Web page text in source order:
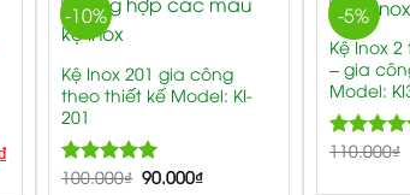
-10%
Kệ Inox 201 gia công
theo thiết kế Model: KI-
201
Rated5.00
100.000₫ 90.000₫
-5%
Kệ Inox
– gia
Model:
Rated
110.000₫